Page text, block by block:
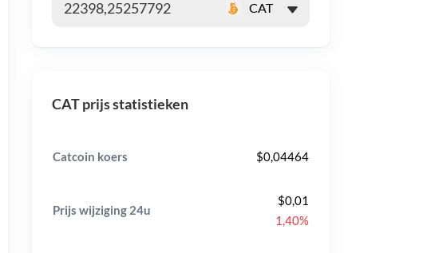
CAT prijs statistieken
Catcoin koers $0,04464
Prijs wijziging 24u
$0,01
1,40%